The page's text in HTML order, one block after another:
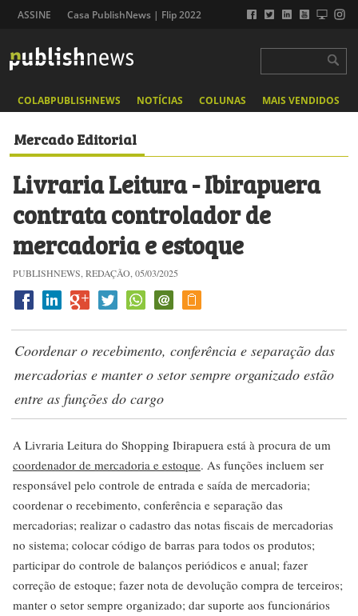
ASSINE Casa PublishNews | Flip 2022
COLABPUBLISHNEWS NOTÍCIAS COLUNAS MAIS VENDIDOS
Mercado Editorial
Livraria Leitura - Ibirapuera
contrata controlador de
mercadoria e estoque
PUBLISHNEWS, REDAÇÃO, 05/03/2025
Coordenar o recebimento, conferência e separação das
mercadorias e manter o setor sempre organizado estão
entre as funções do cargo
A Livraria Leitura do Shopping Ibirapuera está à procura de um
coordenador de mercadoria e estoque. As funções incluem ser
responsável pelo controle de entrada e saída de mercadoria;
coordenar o recebimento, conferência e separação das
mercadorias; realizar o cadastro das notas fiscais de mercadorias
no sistema; colocar código de barras para todos os produtos;
participar do controle de balanços periódicos e anual; fazer
correção de estoque; fazer nota de devolução compra de terceiros;
manter o setor sempre organizado; dar suporte aos funcionários